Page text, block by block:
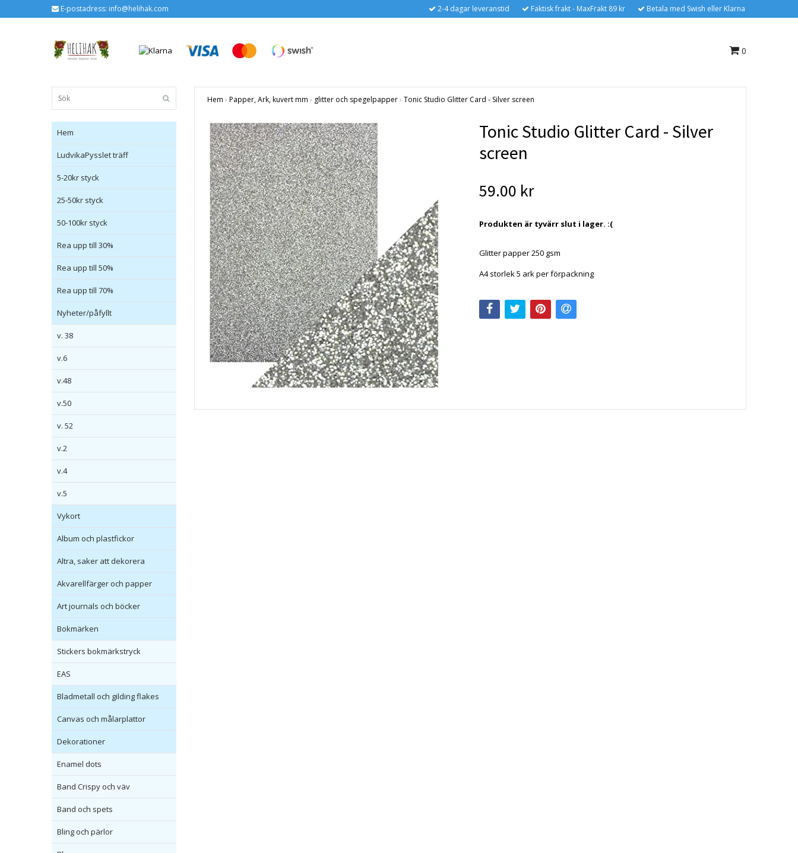
E-postadress: info@helihak.com 2-4 dagar leveranstid Faktisk frakt - MaxFrakt 89 kr Betala med Swish eller Klarna
0
Hem
LudvikaPysslet träff
5-20kr styck
25-50kr styck
50-100kr styck
Rea upp till 30%
Rea upp till 50%
Rea upp till 70%
Nyheter/påfyllt
v. 38
v.6
v.48
v.50
v. 52
v.2
v.4
v.5
Vykort
Album och plastfickor
Altra, saker att dekorera
Akvarellfärger och papper
Art journals och böcker
Bokmärken
Stickers bokmärkstryck
EAS
Bladmetall och gilding flakes
Canvas och målarplattor
Dekorationer
Enamel dots
Band Crispy och väv
Band och spets
Bling och pärlor
Hem › Papper, Ark, kuvert mm › glitter och spegelpapper› Tonic Studio Glitter Card - Silver screen
Tonic Studio Glitter Card - Silver
screen
59.00 kr
Produkten är tyvärr slut i lager. :(
Glitter papper 250 gsm
A4 storlek 5 ark per förpackning